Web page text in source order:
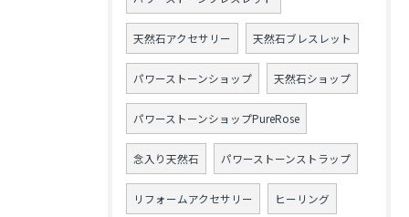
天然石アクセサリー 天然石ブレスレット
パワーストーンショップ 天然石ショップ
パワーストーンショップPureRose
念入り天然石 パワーストーンストラップ
リフォームアクセサリー ヒーリング